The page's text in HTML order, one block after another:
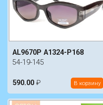
AL9670P A1324-P168
54-19-145
590.00 ₽ В корзину